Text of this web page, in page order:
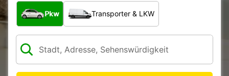
Welche Art von Fahrzeug?
Pkw Transporter & LKW